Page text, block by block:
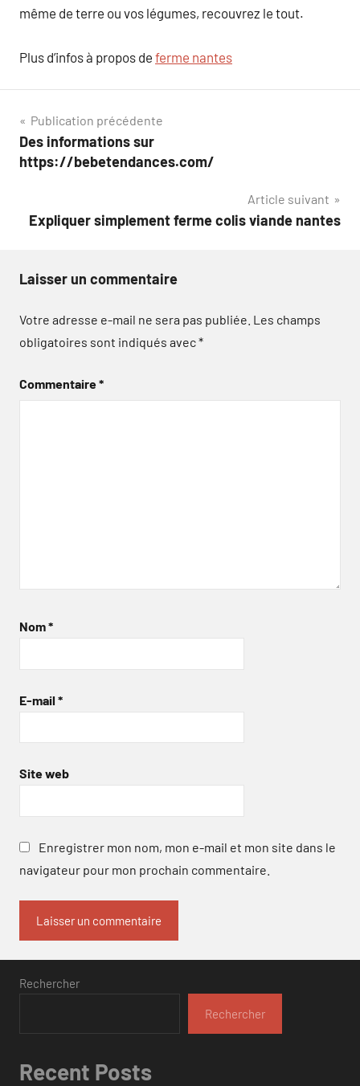
même de terre ou vos légumes, recouvrez le tout.
Plus d’infos à propos de ferme nantes
Navigation
de
Publication précédente
Des informations sur
https://bebetendances.com/
Article suivant
Expliquer simplement ferme colis viande nantes
Laisser un commentaire
Votre adresse e-mail ne sera pas publiée. Les champs
obligatoires sont indiqués avec*
Commentaire*
Nom*
E-mail *
Site web
Enregistrer mon nom, mon e-mail et mon site dans le
navigateur pour mon prochain commentaire.
Rechercher
Rechercher
Recent Posts